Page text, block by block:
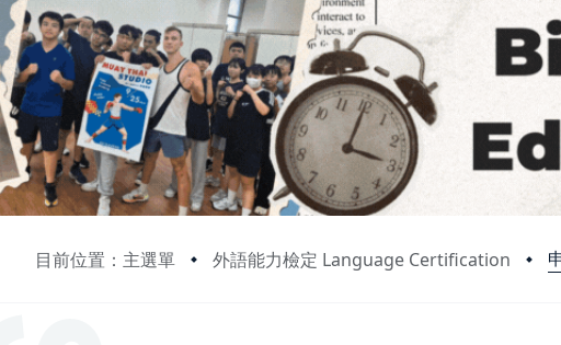
目前位置：主選單 外語能力檢定 Language Certification